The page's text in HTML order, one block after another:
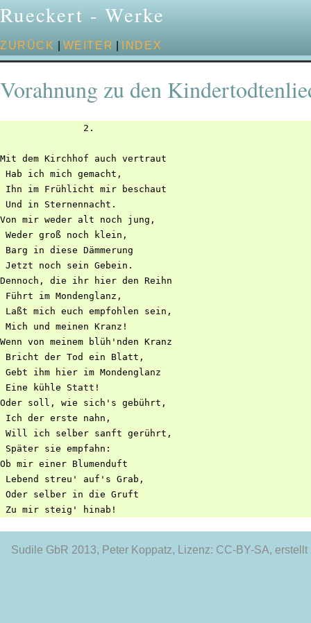
Rueckert - Werke
ZURÜCK WEITER INDEX
Vorahnung zu den
               2.
Mit dem Kirchhof auch vertraut
Hab ich mich gemacht,
Ihn im Frühlicht mir beschaut
Und in Sternennacht.
Von mir weder alt noch jung,
Weder groß noch klein,
Barg in diese Dämmerung
Jetzt noch sein Gebein.
Dennoch, die ihr hier den Reihn
Führt im Mondenglanz,
Laßt mich euch empfohlen sein,
Mich und meinen Kranz!
Wenn von meinem blüh'nden Kranz
Bricht der Tod ein Blatt,
Gebt ihm hier im Mondenglanz
Eine kühle Statt!
Oder soll, wie sich's gebührt,
Ich der erste nahn,
Will ich selber sanft gerührt,
Später sie empfahn:
Ob mir einer Blumenduft
Lebend streu' auf's Grab,
Oder selber in die Gruft
Sudile GbR 2013, Peter Koppatz, Lizenz: CC-BY-SA,